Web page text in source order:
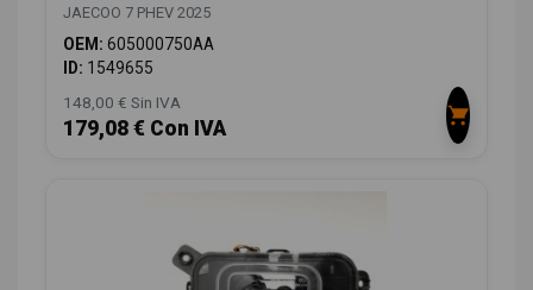
JAECOO 7 PHEV 2025
OEM: 605000750AA
ID: 1549655
148,00 € Sin IVA
179,08 € Con IVA